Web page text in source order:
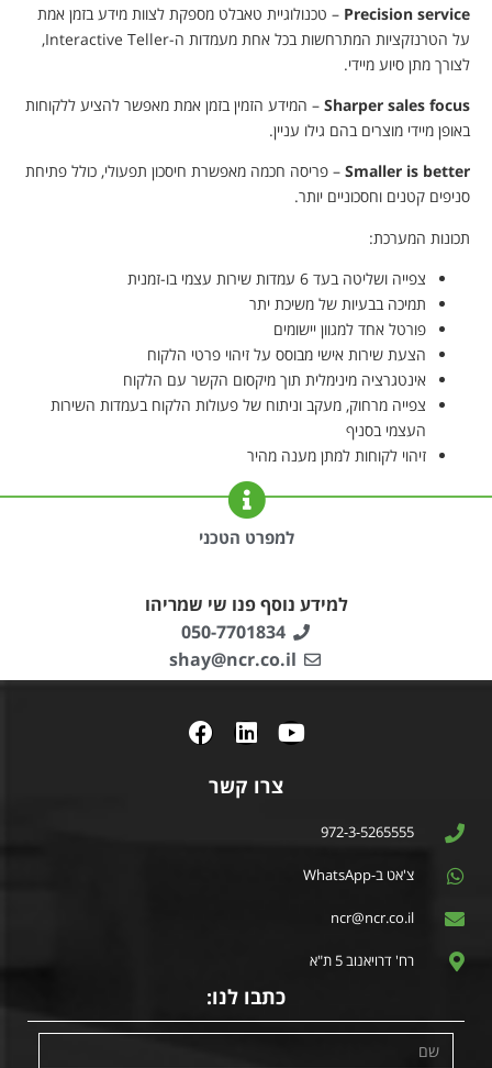
Precision service – טכנולוגיית טאבלט מספקת לצוות מידע בזמן אמת
על הטרנזקציות המתרחשות בכל אחת מעמדות ה-Interactive Teller,
לצורך מתן סיוע מיידי.
Sharper sales focus – המידע הזמין בזמן אמת מאפשר להציע ללקוחות
באופן מיידי מוצרים בהם גילו עניין.
Smaller is better – פריסה חכמה מאפשרת חיסכון תפעולי, כולל פתיחת
סניפים קטנים וחסכוניים יותר.
תכונות המערכת:
צפייה ושליטה בעד 6 עמדות שירות עצמי בו-זמנית
תמיכה בבעיות של משיכת יתר
פורטל אחד למגוון יישומים
הצעת שירות אישי מבוסס על זיהוי פרטי הלקוח
אינטגרציה מינימלית תוך מיקסום הקשר עם הלקוח
צפייה מרחוק, מעקב וניתוח של פעולות הלקוח בעמדות השירות
העצמי בסניף
זיהוי לקוחות למתן מענה מהיר
למפרט הטכני
למידע נוסף פנו שי שמריהו
050-7701834
shay@ncr.co.il
צרו קשר
972-3-5265555
צ'אט ב-WhatsApp
ncr@ncr.co.il
רח' דרויאנוב 5 ת"א
כתבו לנו: